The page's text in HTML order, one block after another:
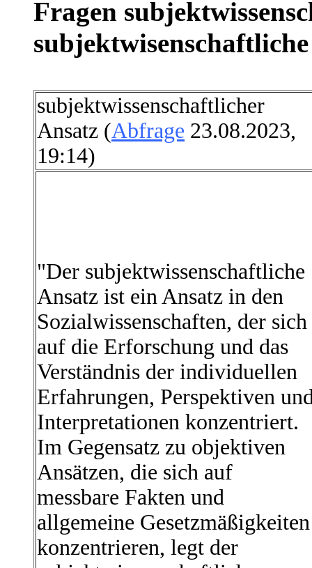
Fragen
subjektwissenschaftlicher
Ansatz (Abfrage 23.08.2023,
19:14)
"Der subjektwissenschaftliche
Ansatz ist ein Ansatz in den
Sozialwissenschaften, der sich
auf die Erforschung und das
Verständnis der individuellen
Erfahrungen, Perspektiven
Interpretationen konzentriert.
Im Gegensatz zu objektiven
Ansätzen, die sich auf
messbare Fakten und
allgemeine Gesetzmäßigkeiten
konzentrieren, legt der